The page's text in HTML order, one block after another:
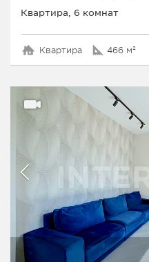
Квартира, 6 комнат
Квартира 466 м²